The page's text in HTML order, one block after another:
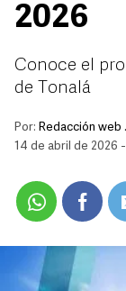
2026
Conoce el
de Tonalá
Por: Redacción web .
14 de abril de 2026 -